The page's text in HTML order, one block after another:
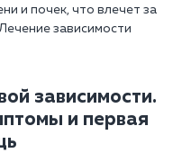
и почек, что влечет за
зависимости
зависимости.
и первая